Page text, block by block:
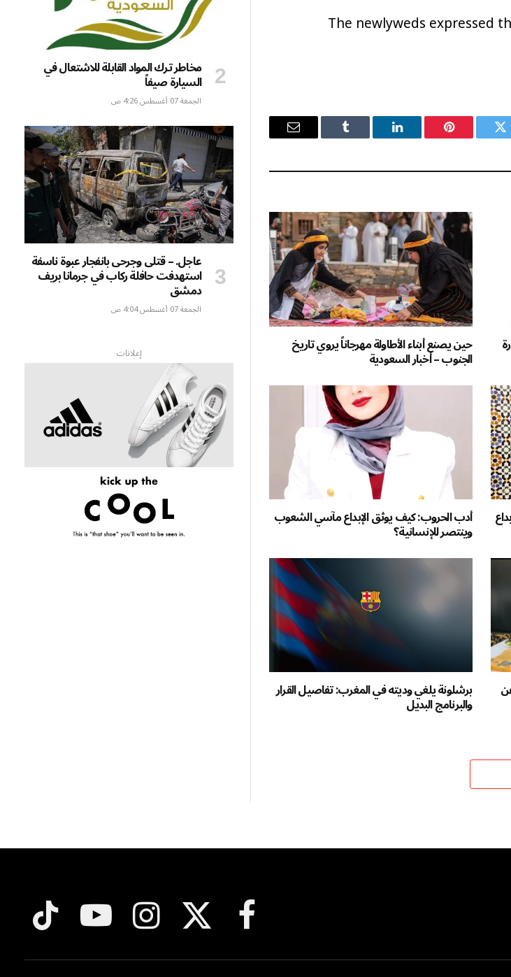
The newlyweds expressed
تويتر بينتيريستلينكدإن Tumblr
البريد
حين يصنع أبناء الأطاولة مهرجاناً يروي تاريخ
الجنوب – أخبار السعودية
أدب الحروب: كيف يوثق الإبداع مآسي الشعوب
وينتصر للإنسانية؟
برشلونة يلغي وديته في المغرب: تفاصيل القرار
والبرنامج البديل
مخاطر ترك المواد القابلة للاشتعال في
السيارة صيفاً
الجمعة 07 أغسطس 4:26 ص
عاجل. – قتلى وجرحى بانفجار عبوة ناسفة
استهدفت حافلة ركاب في جرمانا بريف
دمشق
الجمعة 07 أغسطس 4:04 ص
إعلانات
فيسبوك X الانستغرام يوتيوب تيكتوك